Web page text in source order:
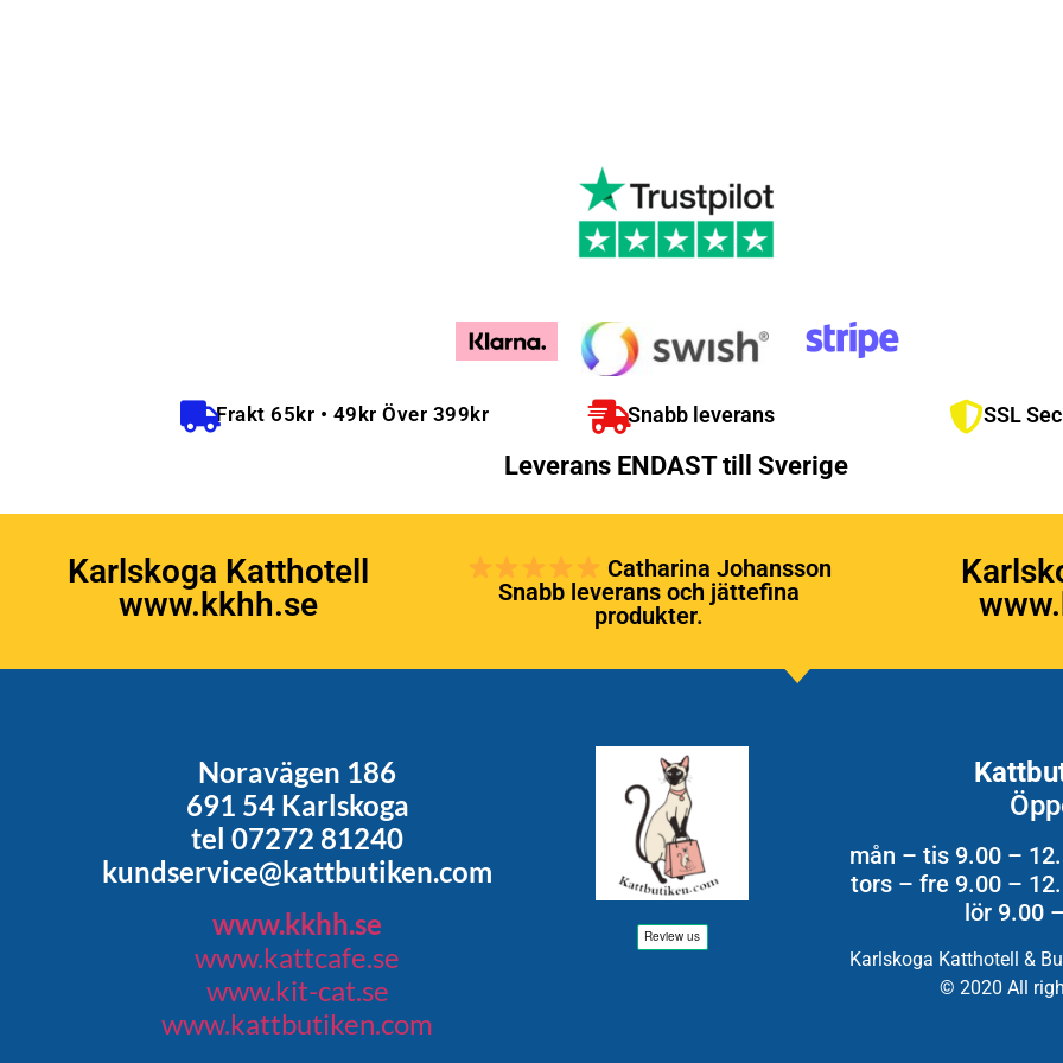
Frakt 65kr • 49kr Över 399kr Snabb leverans SSL
Leverans ENDAST till Sverige
Karlskoga Katthotell
www.kkhh.se
Catharina Johansson
Snabb leverans och jättefina
produkter.
Noravägen 186
691 54 Karlskoga
tel 07272 81240
kundservice@kattbutiken.com
www.kkhh.se
www.kattcafe.se
www.kit-cat.se
www.kattbutiken.com
mån – tis 9.00 –
tors – fre 9.00 –
lör 9.00
Karlskoga Katthotell &
© 2020 All